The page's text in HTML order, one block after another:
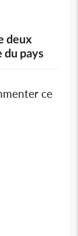
deux
du pays
ce